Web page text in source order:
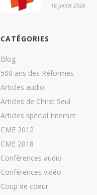
16 juillet 2026
CATÉGORIES
Blog
500 ans des Réformes
Articles audio
Articles de Christ Seul
Articles spécial Internet
CME 2012
CME 2018
Conférences audio
Conférences vidéo
Coup de coeur